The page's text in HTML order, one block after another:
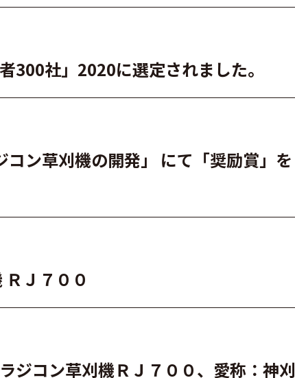
300社」2020に選定されました。
ン草刈機の開発」 にて「奨励賞」を
Ｊ７００
ジコン草刈機ＲＪ７００、愛称：神刈